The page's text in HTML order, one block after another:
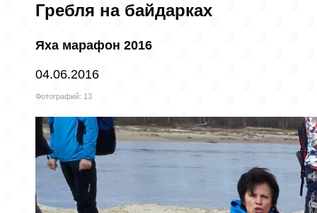
Гребля на байдарках
Яха марафон 2016
04.06.2016
Фотографий: 13